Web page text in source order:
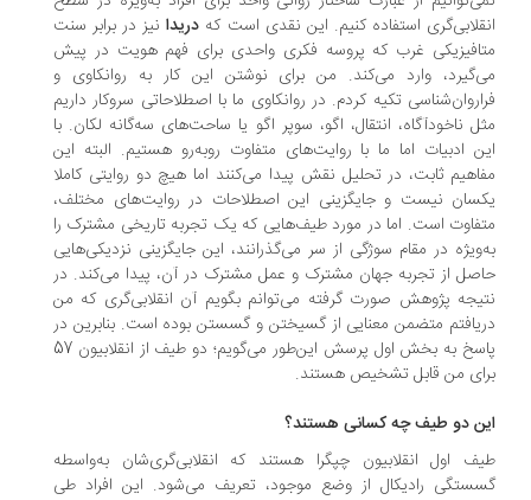
استفاده کنیم. این نقدی است کهدریدانیز در برابر سنت
غرب که پروسه فکری واحدی برای فهم هویت در پیش
وارد می‌کند. من برای نوشتن این کار به روانکاوی و
تکیه کردم. در روانکاوی ما با اصطلاحاتی سروکار داریم
ناخودآگاه، انتقال، اگو، سوپر اگو یا ساحت‌های سه‌گانه لکان. با
ادبیات اما ما با روایت‌های متفاوت رو‌به‌رو هستیم. البته این
ثابت، در تحلیل نقش پیدا می‌کنند اما هیچ دو روایتی کاملا
نیست و جایگزینی این اصطلاحات در روایت‌های مختلف،
است. اما در مورد طیف‌هایی که یک تجربه تاریخی مشترک را
در مقام سوژگی از سر می‌گذرانند، این جایگزینی نزدیکی‌هایی
از تجربه جهان مشترک و عمل مشترک در آن، پیدا می‌کند. در
پژوهش صورت گرفته می‌توانم بگویم آن انقلابی‌گری که من
متضمن معنایی از گسیختن و گسستن بوده است. بنابرین در
پاسخ به بخش اول پرسش این‌طور می‌گویم؛ دو طیف از انقلابیون 57
من قابل تشخیص هستند.
دو طیف چه کسانی هستند؟
اول انقلابیون چپگرا هستند که انقلابی‌گری‌شان به‌واسطه
رادیکال از وضع موجود، تعریف می‌شود. این افراد طی